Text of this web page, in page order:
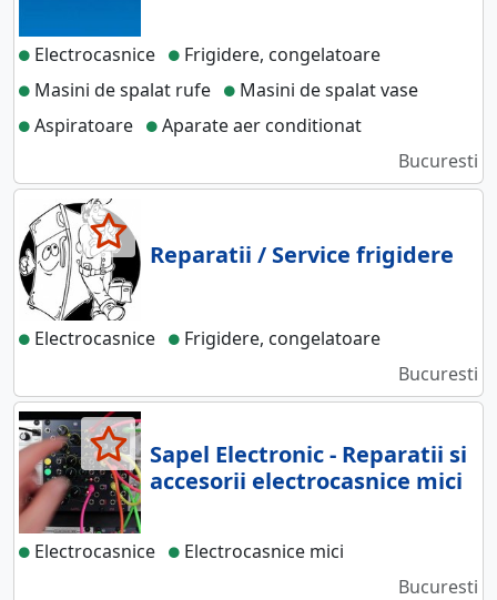
Electrocasnice
Frigidere, congelatoare
Masini de spalat rufe
Masini de spalat vase
Aspiratoare
Aparate aer conditionat
Bucuresti
Reparatii / Service frigidere
Electrocasnice
Frigidere, congelatoare
Bucuresti
Sapel Electronic - Reparatii si
accesorii electrocasnice mici
Electrocasnice
Electrocasnice mici
Bucuresti